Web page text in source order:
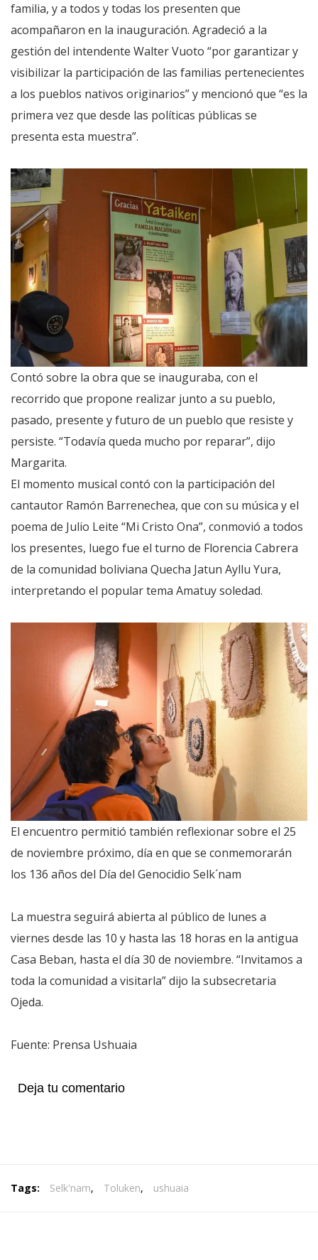
familia, y a todos y todas los presenten que
acompañaron en la inauguración. Agradeció a la
gestión del intendente Walter Vuoto “por garantizar y
visibilizar la participación de las familias pertenecientes
a los pueblos nativos originarios” y mencionó que “es la
primera vez que desde las políticas públicas se
presenta esta muestra”.
Contó sobre la obra que se inauguraba, con el
recorrido que propone realizar junto a su pueblo,
pasado, presente y futuro de un pueblo que resiste y
persiste. “Todavía queda mucho por reparar”, dijo
Margarita.
El momento musical contó con la participación del
cantautor Ramón Barrenechea, que con su música y el
poema de Julio Leite “Mi Cristo Ona”, conmovió a todos
los presentes, luego fue el turno de Florencia Cabrera
de la comunidad boliviana Quecha Jatun Ayllu Yura,
interpretando el popular tema Amatuy soledad.
El encuentro permitió también reflexionar sobre el 25
de noviembre próximo, día en que se conmemorarán
los 136 años del Día del Genocidio Selk´nam
La muestra seguirá abierta al público de lunes a
viernes desde las 10 y hasta las 18 horas en la antigua
Casa Beban, hasta el día 30 de noviembre. “Invitamos a
toda la comunidad a visitarla” dijo la subsecretaria
Ojeda.
Fuente: Prensa Ushuaia
Deja tu comentario
Tags: Selk'nam, Toluken, ushuaia